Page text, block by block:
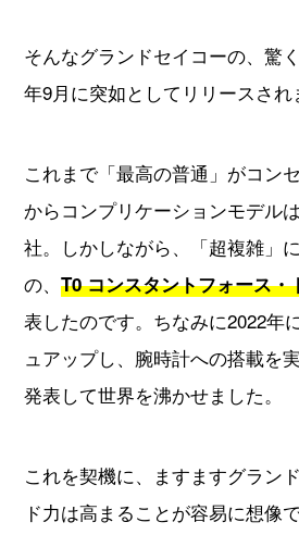
そんなグランドセイコーの、驚
年9月に突如としてリリースされ
これまで「最高の普通」がコン
からコンプリケーションモデル
社。しかしながら、「超複雑」
の、 T0 コンスタントフォース・
表したのです。ちなみに2022年
ュアップし、腕時計への搭載を
発表して世界を沸かせました。
これを契機に、ますますグラン
ド力は高まることが容易に想像